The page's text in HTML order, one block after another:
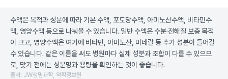
수액은 목적과 성분에 따라 기본 수액, 포도당수액, 아미노산수액, 비타민수
액, 영양수액 등으로 나눠볼 수 있습니다. 일반 수액은 수분·전해질 보충 목적
이 크고, 영양수액은 여기에 비타민, 아미노산, 미네랄 등 추가 성분이 들어갈
수 있습니다. 같은 이름을 써도 병원마다 실제 성분과 조합이 다를 수 있으므
로, 맞기 전에는 성분명과 용량을 확인하는 것이 좋습니다.
출처: JW생명과학, 약학정보원